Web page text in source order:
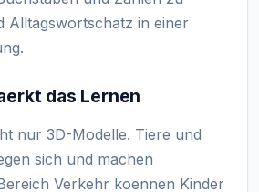
Alltagswortschatz in einer
das Lernen
nur 3D-Modelle. Tiere und
sich und machen
Verkehr koennen Kinder